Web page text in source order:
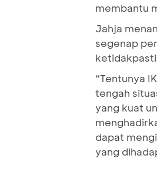
membantu
Jahja
segenap
“Tentunya
tengah
yang kuat
dapat
yang